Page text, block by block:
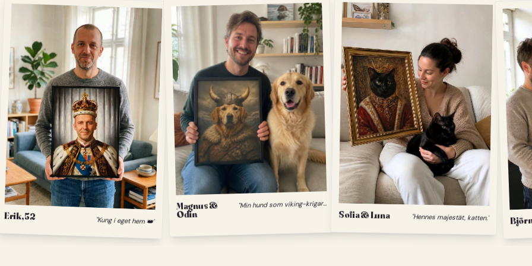
Erik, 52 "Kung i eget hem 👑"
Magnus &
Odin
"
Min hund som viking-krigare."
Sofia & Luna "Hennes majestät, katten."